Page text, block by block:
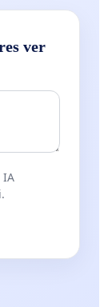
ver
IA